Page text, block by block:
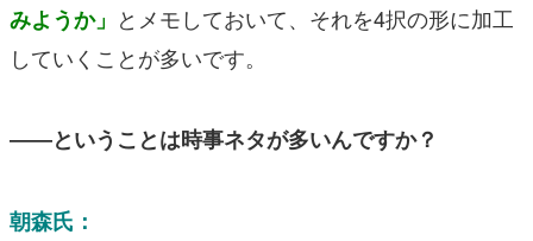
みようか」 とメモしておいて、それを4択の形に加工
していくことが多いです。
――ということは時事ネタが多いんですか？
朝森氏：